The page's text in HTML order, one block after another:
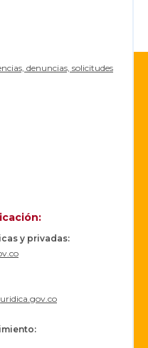
denuncias, solicitudes
y privadas: